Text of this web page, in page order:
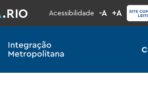
.RIO Acessibilidade -A +A